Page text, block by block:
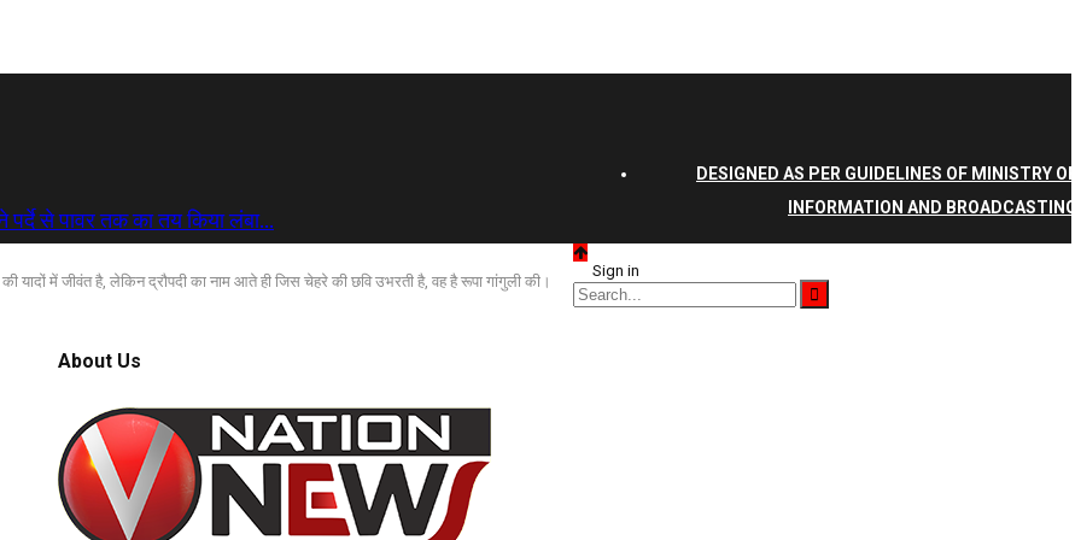
पर्दे से पावर तक का तय किया लंबा…
यादों में जीवंत है, लेकिन द्रौपदी का नाम आते ही जिस चेहरे की छवि उभरती है, वह है रूपा गांगुली की।
About Us
DESIGNED AS PER GUIDELINES OF MINISTRY OF
INFORMATION AND BROADCASTING
Sign in